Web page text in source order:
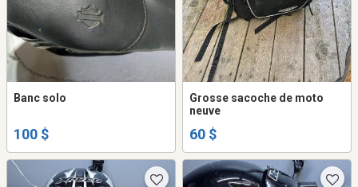
Banc solo
100 $
Grosse sacoche de moto
neuve
60 $